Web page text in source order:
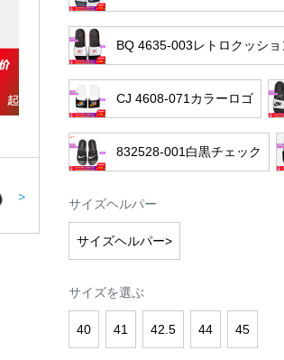
>
BQ 4635-003レトロクッショ
CJ 4608-071カラーロゴ
832528-001白黒チェック
サイズヘルパー
サイズヘルパー>
サイズを選ぶ
40 41 42.5 44 45